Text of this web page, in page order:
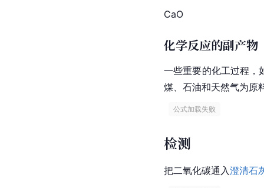
CaO
化学反应的副产物
一些重要的化工过程，
煤、石油和天然气为原
公式加载失败
检测
把二氧化碳通入澄清石